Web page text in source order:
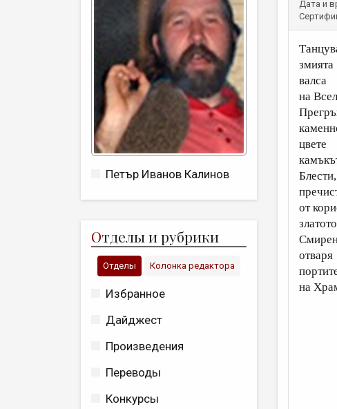
Петър Иванов Калинов
Отделы и рубрики
Отделы Колонка редактора
Избранное
Дайджест
Произведения
Переводы
Конкурсы
Дата и
змията
валса
на
цвете
Блести,
от
отваря
на